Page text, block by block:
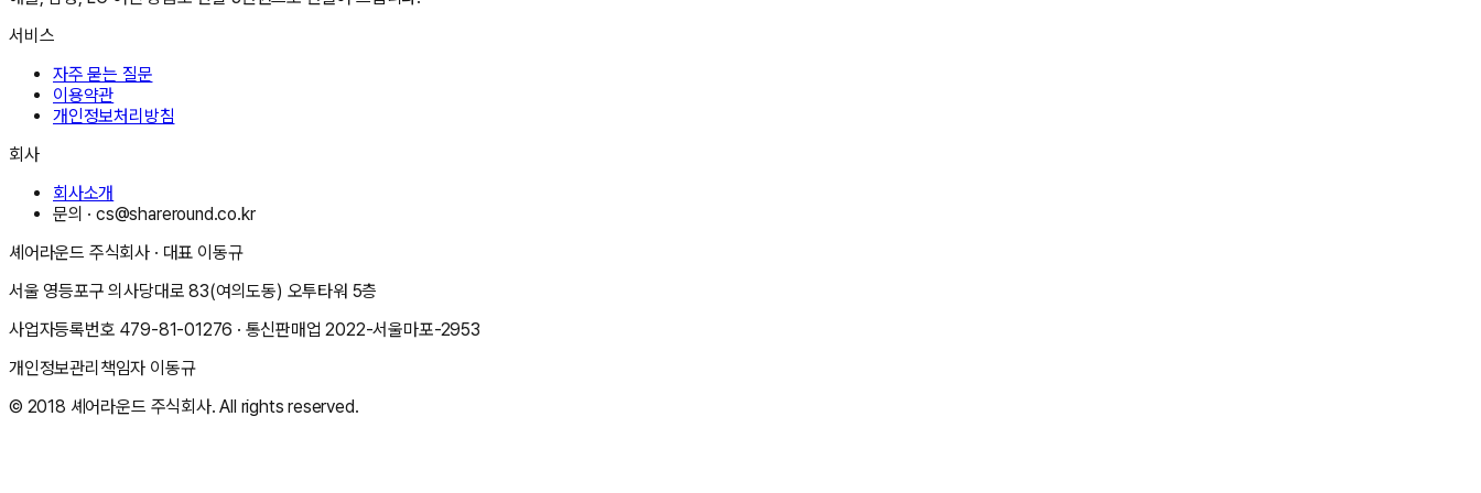
서비스
자주 묻는 질문
이용약관
개인정보처리방침
회사
회사소개
문의 ·cs@shareround.co.kr
셰어라운드 주식회사 · 대표 이동규
서울 영등포구 의사당대로 83(여의도동) 오투타워 5층
사업자등록번호 479-81-01276 · 통신판매업2022-서울마포-2953
개인정보관리책임자 이동규
© 2018 셰어라운드 주식회사. All rights reserved.